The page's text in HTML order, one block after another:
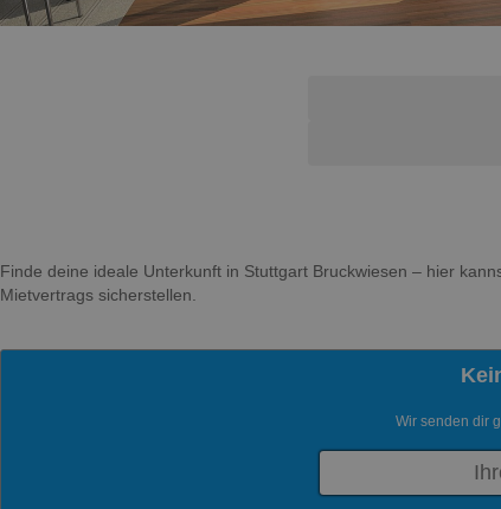
Finde deine ideale Unterkunft in Stuttgart Bruckwiesen – hier
Mietvertrags sicherstellen.
Wir senden dir